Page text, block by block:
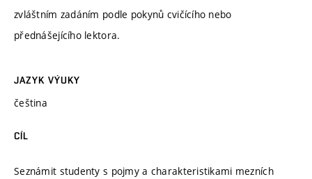
zvláštním zadáním podle pokynů cvičícího nebo
přednášejícího lektora.
JAZYK VÝUKY
čeština
CÍL
Seznámit studenty s pojmy a charakteristikami mezních